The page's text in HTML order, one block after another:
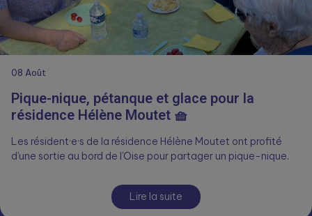
08 Août
Pique-nique, pétanque et glace pour la
résidence Hélène Moutet 🧺
Les résident·e·s de la résidence Hélène Moutet ont profité
d’une sortie au bord de l’Oise pour partager un pique-nique.
Lire la suite